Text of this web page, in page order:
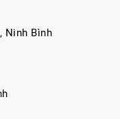
Ninh Bình